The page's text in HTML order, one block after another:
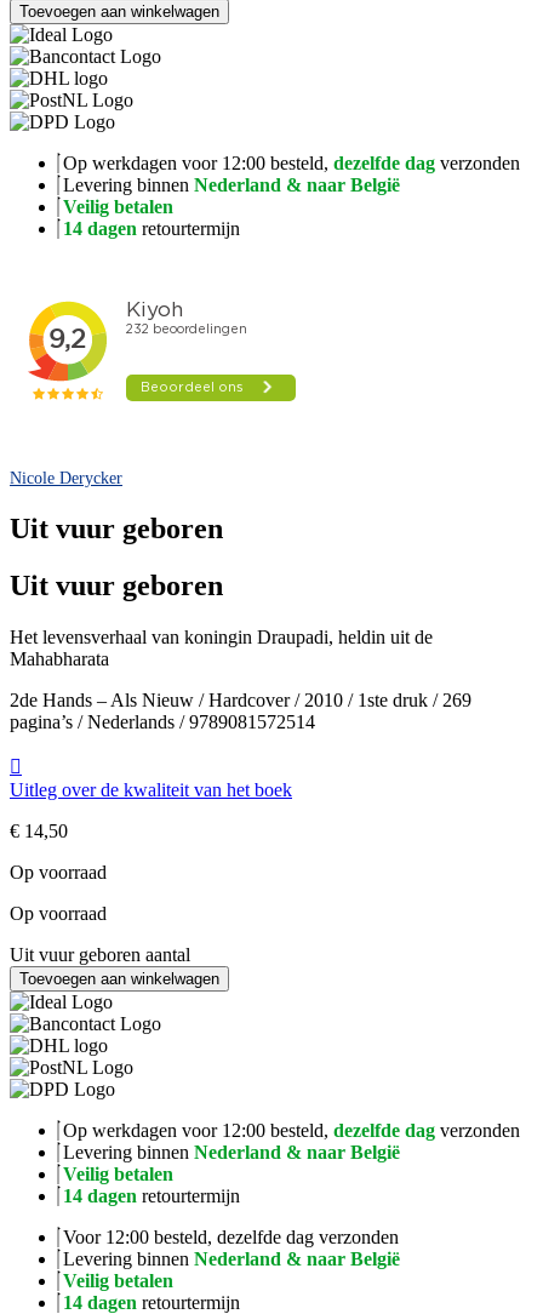
Toevoegen aan winkelwagen
Op werkdagen voor 12:00 besteld, dezelfde dag verzonden
Levering binnen Nederland & naar België
Veilig betalen
14 dagen retourtermijn
Nicole Derycker
Uit vuur geboren
Uit vuur geboren
Het levensverhaal van koningin Draupadi, heldin uit de
Mahabharata
2de Hands – Als Nieuw / Hardcover / 2010 / 1ste druk / 269
pagina’s / Nederlands / 9789081572514
Uitleg over de kwaliteit van het boek
€ 14,50
Op voorraad
Op voorraad
Uit vuur geboren aantal
Toevoegen aan winkelwagen
Op werkdagen voor 12:00 besteld, dezelfde dag verzonden
Levering binnen Nederland & naar België
Veilig betalen
14 dagen retourtermijn
Voor 12:00 besteld, dezelfde dag verzonden
Levering binnen Nederland & naar België
Veilig betalen
14 dagen retourtermijn